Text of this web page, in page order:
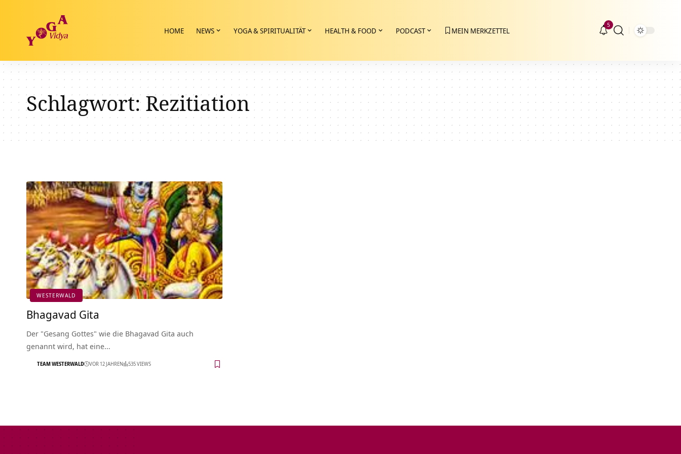
HOME NEWS YOGA & SPIRITUALITÄT HEALTH & FOOD PODCAST MEIN MERKZETTEL
5
Schlagwort:Rezitiation
WESTERWALD
Bhagavad Gita
Der "Gesang Gottes" wie die Bhagavad Gita auch
genannt wird, hat eine…
TEAM WESTERWALD VOR 12 JAHREN 535 VIEWS